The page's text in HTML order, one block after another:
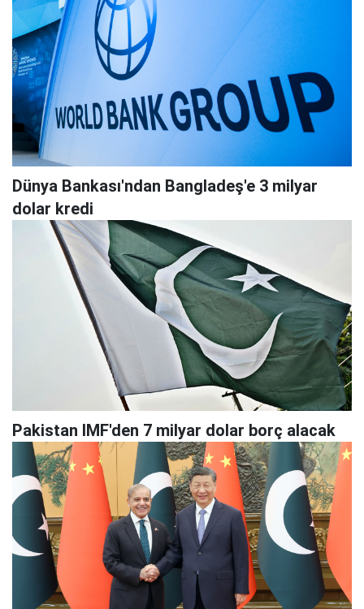
Dünya Bankası'ndan Bangladeş'e 3 milyar
dolar kredi
Pakistan IMF'den 7 milyar dolar borç alacak